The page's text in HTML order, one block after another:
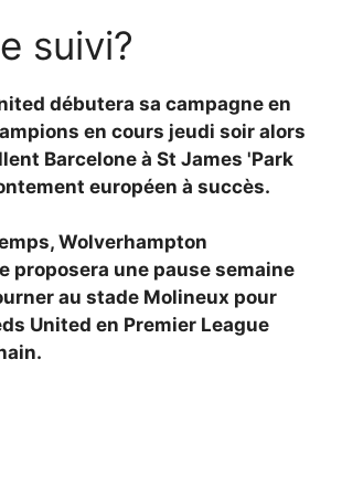
suivi?
débutera sa campagne en
en cours jeudi soir alors
Barcelone à St James 'Park
européen à succès.
Wolverhampton
proposera une pause semaine
au stade Molineux pour
United en Premier League